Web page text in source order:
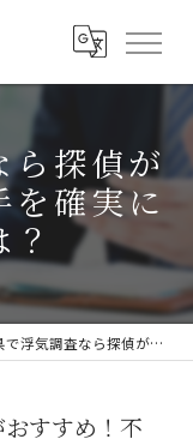
ら探偵が
を確実に
なら探偵がおすすめ！不倫相手を確実に暴く方法とは？
すすめ！不